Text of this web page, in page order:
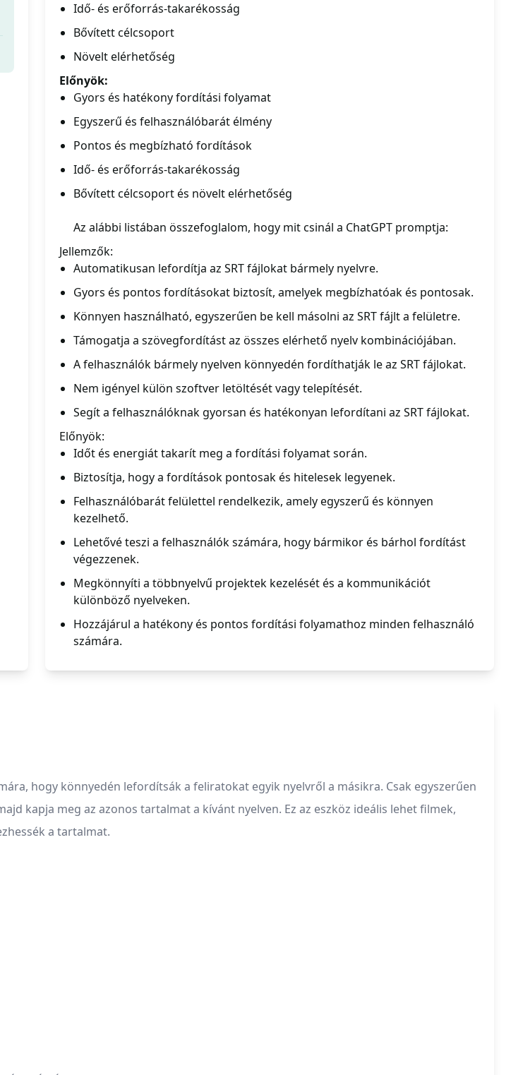
Idő- és erőforrás-takarékosság
Bővített célcsoport
Növelt elérhetőség
Előnyök:
Gyors és hatékony fordítási folyamat
Egyszerű és felhasználóbarát élmény
Pontos és megbízható fordítások
Idő- és erőforrás-takarékosság
Bővített célcsoport és növelt elérhetőség
Az alábbi listában összefoglalom, hogy mit csinál a ChatGPT promptja:
Jellemzők:
Automatikusan lefordítja az SRT fájlokat bármely nyelvre.
Gyors és pontos fordításokat biztosít, amelyek megbízhatóak és pontosak.
Könnyen használható, egyszerűen be kell másolni az SRT fájlt a felületre.
Támogatja a szövegfordítást az összes elérhető nyelv kombinációjában.
A felhasználók bármely nyelven könnyedén fordíthatják le az SRT fájlokat.
Nem igényel külön szoftver letöltését vagy telepítését.
Segít a felhasználóknak gyorsan és hatékonyan lefordítani az SRT fájlokat.
Előnyök:
Időt és energiát takarít meg a fordítási folyamat során.
Biztosítja, hogy a fordítások pontosak és hitelesek legyenek.
Felhasználóbarát felülettel rendelkezik, amely egyszerű és könnyen
kezelhető.
Lehetővé teszi a felhasználók számára, hogy bármikor és bárhol fordítást
végezzenek.
Megkönnyíti a többnyelvű projektek kezelését és a kommunikációt
különböző nyelveken.
Hozzájárul a hatékony és pontos fordítási folyamathoz minden felhasználó
számára.
hogy könnyedén lefordítsák a feliratokat egyik nyelvről a másikra. Csak egyszerűen
kapja meg az azonos tartalmat a kívánt nyelven. Ez az eszköz ideális lehet filmek,
a tartalmat.